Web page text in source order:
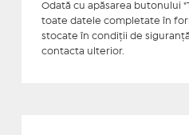
Odată cu apăsarea butonului
toate datele completate în
stocate în condiţii de
contacta ulterior.